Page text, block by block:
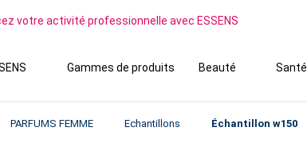
votre activité professionnelle avec ESSENS
Gammes de produits Beauté Santé
PARFUMS FEMME Echantillons Échantillon w150